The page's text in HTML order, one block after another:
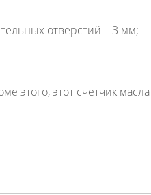
отверстий – 3 мм;
этого, этот счетчик